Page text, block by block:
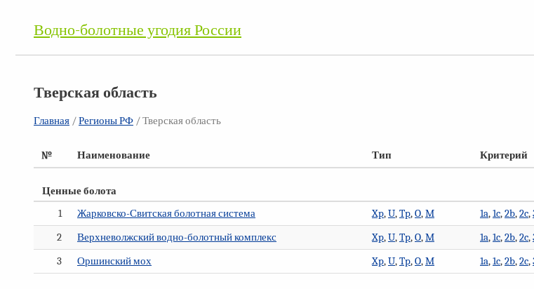
Водно-болотные угодия России
Тверская область
Главная /Регионы РФ / Тверская область
№ Наименование Тип Критерий
Ценные болота
1
Жарковско-Свитская болотная система Xp,U,Tp,O,M 1a,1c,2b,2c,
2
Верхневолжский водно-болотный комплекс Xp,U,Tp,O,M 1a,1c,2b,2c,
3
Оршинский мох Xp,U,Tp,O,M 1a,1c,2b,2c,